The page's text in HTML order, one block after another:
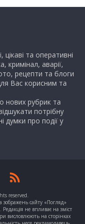
та оперативні
кримінал, аварії,
рецепти та блоги
Вас корисним та
нових рубрик та
потрібну
думки про події у
reserved.
зображень сайту «Погляд»
не впливає на зміст
висловлюють на сторінках